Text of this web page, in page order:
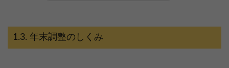
年末調整のしくみ